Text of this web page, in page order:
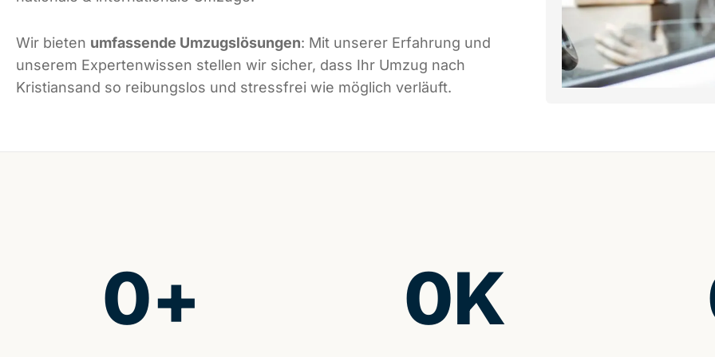
Wir bieten umfassende Umzugslösungen: Mit unserer Erfahrung und
unserem Expertenwissen stellen wir sicher, dass Ihr Umzug nach
Kristiansand so reibungslos und stressfrei wie möglich verläuft.
0+ 0K